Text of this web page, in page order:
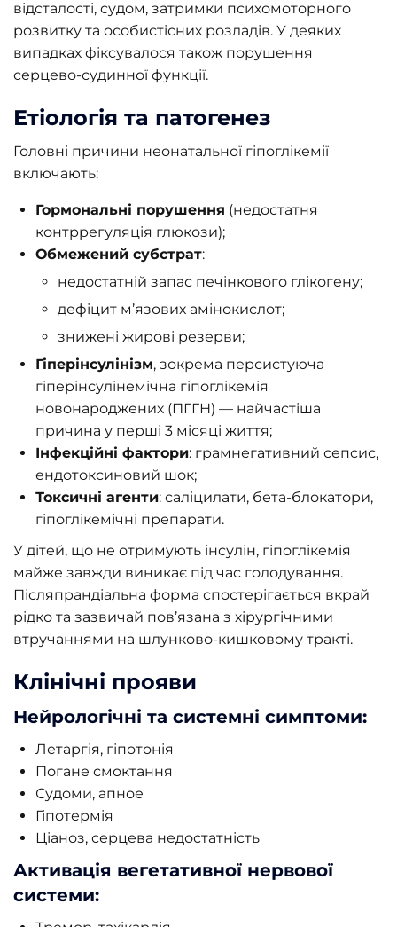
відсталості, судом, затримки психомоторного
розвитку та особистісних розладів. У деяких
випадках фіксувалося також порушення
серцево-судинної функції.
Етіологія та патогенез
Головні причини неонатальної гіпоглікемії
включають:
Гормональні порушення (недостатня
контррегуляція глюкози);
Обмежений субстрат:
недостатній запас печінкового глікогену;
дефіцит м’язових амінокислот;
знижені жирові резерви;
Гіперінсулінізм, зокрема персистуюча
гіперінсулінемічна гіпоглікемія
новонароджених (ПГГН) — найчастіша
причина у перші 3 місяці життя;
Інфекційні фактори: грамнегативний сепсис,
ендотоксиновий шок;
Токсичні агенти: саліцилати, бета-блокатори,
гіпоглікемічні препарати.
У дітей, що не отримують інсулін, гіпоглікемія
майже завжди виникає під час голодування.
Післяпрандіальна форма спостерігається вкрай
рідко та зазвичай пов’язана з хірургічними
втручаннями на шлунково-кишковому тракті.
Клінічні прояви
Нейрологічні та системні симптоми:
Летаргія, гіпотонія
Погане смоктання
Судоми, апное
Гіпотермія
Ціаноз, серцева недостатність
Активація вегетативної нервової
системи: